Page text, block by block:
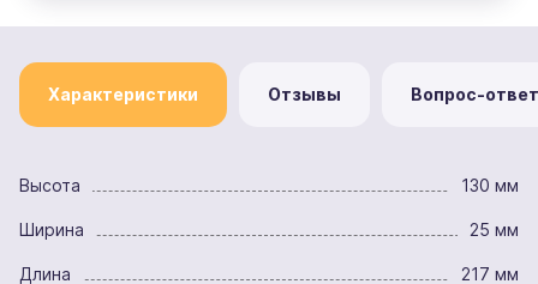
Характеристики Отзывы Вопрос-ответ
Высота 130 мм
Ширина 25 мм
Длина 217 мм